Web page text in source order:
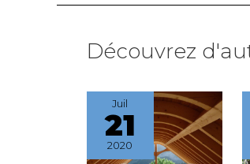
Découvrez
Juil
21
2020